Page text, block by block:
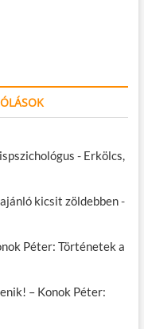
- Erkölcs,
kicsit zöldebben-
Péter: Történetek a
– Konok Péter: